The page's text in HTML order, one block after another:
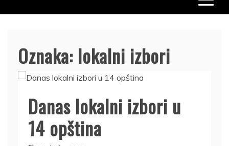
Oznaka: lokalni izbori
Danas lokalni izbori u
14 opština